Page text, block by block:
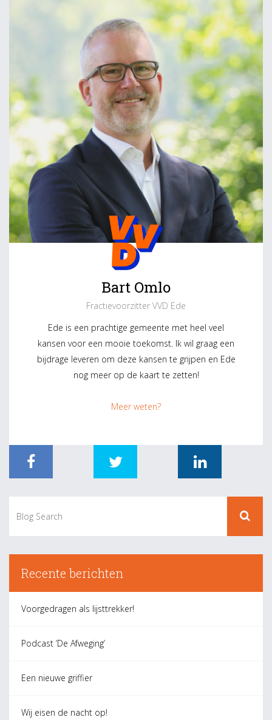
Bart Omlo
Fractievoorzitter VVD Ede
Ede is een prachtige gemeente met heel veel
kansen voor een mooie toekomst. Ik wil graag een
bijdrage leveren om deze kansen te grijpen en Ede
nog meer op de kaart te zetten!
Meer weten?
Recente berichten
Voorgedragen als lijsttrekker!
Podcast ‘De Afweging’
Een nieuwe griffier
Wij eisen de nacht op!